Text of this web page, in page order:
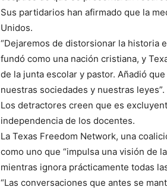
Sus partidarios han afirmado que la
Unidos.
“Dejaremos de distorsionar la historia
fundó como una nación cristiana, y
de la junta escolar y pastor. Añadió
nuestras sociedades y nuestras leyes”.
Los detractores creen que es
independencia de los docentes.
La Texas Freedom Network, una
como uno que “impulsa una visión de
mientras ignora prácticamente todas
“Las conversaciones que antes se